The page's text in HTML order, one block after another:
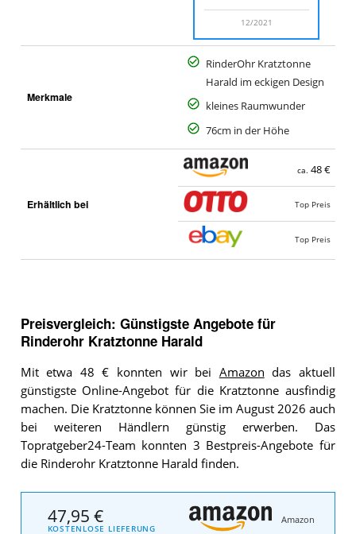
12/2021
Merkmale
RinderOhr Kratztonne
Harald im eckigen Design
kleines Raumwunder
76cm in der Höhe
Erhältlich bei
ca. 48 €
Top Preis
Top Preis
Preisvergleich: Günstigste Angebote für
Rinderohr Kratztonne Harald
Mit etwa 48 € konnten wir bei Amazon das aktuell
günstigste Online-Angebot für die Kratztonne ausfindig
machen. Die Kratztonne können Sie im August 2026 auch
bei weiteren Händlern günstig erwerben. Das
Topratgeber24-Team konnten 3 Bestpreis-Angebote für
die Rinderohr Kratztonne Harald finden.
47,95 €
KOSTENLOSE LIEFERUNG
Amazon